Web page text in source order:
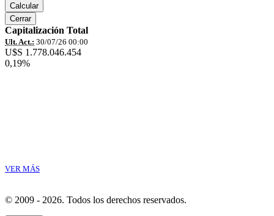
Calcular
Cerrar
Capitalización Total
Ult. Act.: 30/07/26 00:00
U$S 1.778.046.454
0,19%
VER MÁS
© 2009 - 2026. Todos los derechos reservados.